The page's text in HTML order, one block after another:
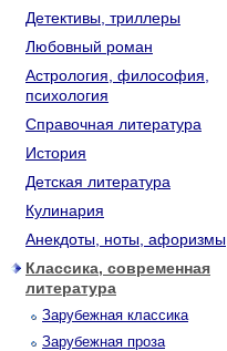
Детективы, триллеры
Любовный роман
Астрология, философия,
психология
Справочная литература
История
Детская литература
Кулинария
Анекдоты, ноты, афоризмы
Классика, современная
литература
Зарубежная классика
Зарубежная проза